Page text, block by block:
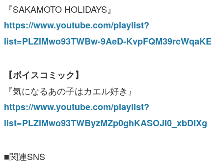
『SAKAMOTO HOLIDAYS』
https://www.youtube.com/playlist?
list=PLZlMwo93TWBw-9AeD-KvpFQM39rcWqaKE
【ボイスコミック】
『気になるあの子はカエル好き』
https://www.youtube.com/playlist?
list=PLZlMwo93TWByzMZp0ghKASOJI0_xbDIXg
■関連SNS